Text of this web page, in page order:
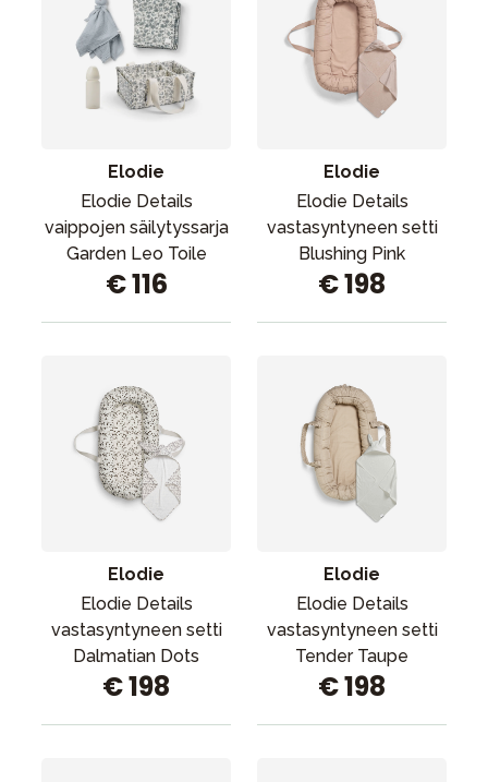
Elodie
Elodie Details
vaippojen säilytyssarja
Garden Leo Toile
€ 116
Elodie
Elodie Details
vastasyntyneen setti
Blushing Pink
€ 198
Elodie
Elodie Details
vastasyntyneen setti
Dalmatian Dots
€ 198
Elodie
Elodie Details
vastasyntyneen setti
Tender Taupe
€ 198